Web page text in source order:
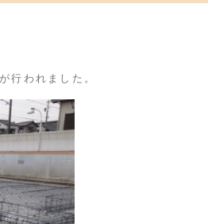
行われました。